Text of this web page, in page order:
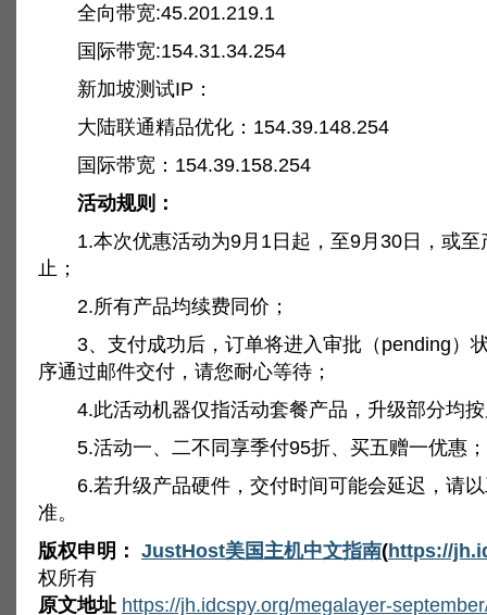
全向带宽:45.201.219.1
国际带宽:154.31.34.254
新加坡测试IP：
大陆联通精品优化：154.39.148.254
国际带宽：154.39.158.254
活动规则：
1.本次优惠活动为9月1日起，至9月30日，或至
止；
2.所有产品均续费同价；
3、支付成功后，订单将进入审批（pending）
序通过邮件交付，请您耐心等待；
4.此活动机器仅指活动套餐产品，升级部分均按
5.活动一、二不同享季付95折、买五赠一优惠；
6.若升级产品硬件，交付时间可能会延迟，请以
准。
版权申明： JustHost美国主机中文指南(https://
权所有
原文地址 https://jh.idcspy.org/megalayer-